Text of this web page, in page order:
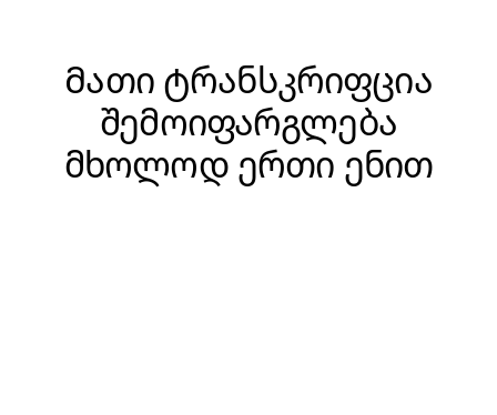
Მათი ტრანსკრიფცია
შემოიფარგლება
მხოლოდ ერთი ენით